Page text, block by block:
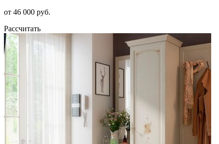
от 46 000 руб.
Рассчитать